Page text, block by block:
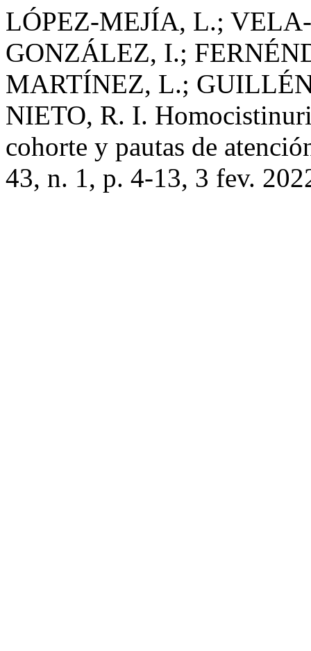
LÓPEZ-MEJÍA, L.;
GONZÁLEZ, I.;
MARTÍNEZ, L.;
NIETO, R. I.
cohorte y pautas de
43, n. 1, p. 4-13, 3 fev.